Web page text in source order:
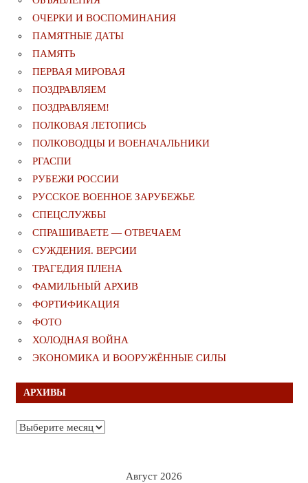
ОЧЕРКИ И ВОСПОМИНАНИЯ
ПАМЯТНЫЕ ДАТЫ
ПАМЯТЬ
ПЕРВАЯ МИРОВАЯ
ПОЗДРАВЛЯЕМ
ПОЗДРАВЛЯЕМ!
ПОЛКОВАЯ ЛЕТОПИСЬ
ПОЛКОВОДЦЫ И ВОЕНАЧАЛЬНИКИ
РГАСПИ
РУБЕЖИ РОССИИ
РУССКОЕ ВОЕННОЕ ЗАРУБЕЖЬЕ
СПЕЦСЛУЖБЫ
СПРАШИВАЕТЕ — ОТВЕЧАЕМ
СУЖДЕНИЯ. ВЕРСИИ
ТРАГЕДИЯ ПЛЕНА
ФАМИЛЬНЫЙ АРХИВ
ФОРТИФИКАЦИЯ
ФОТО
ХОЛОДНАЯ ВОЙНА
ЭКОНОМИКА И ВООРУЖЁННЫЕ СИЛЫ
АРХИВЫ
Архивы
Август 2026